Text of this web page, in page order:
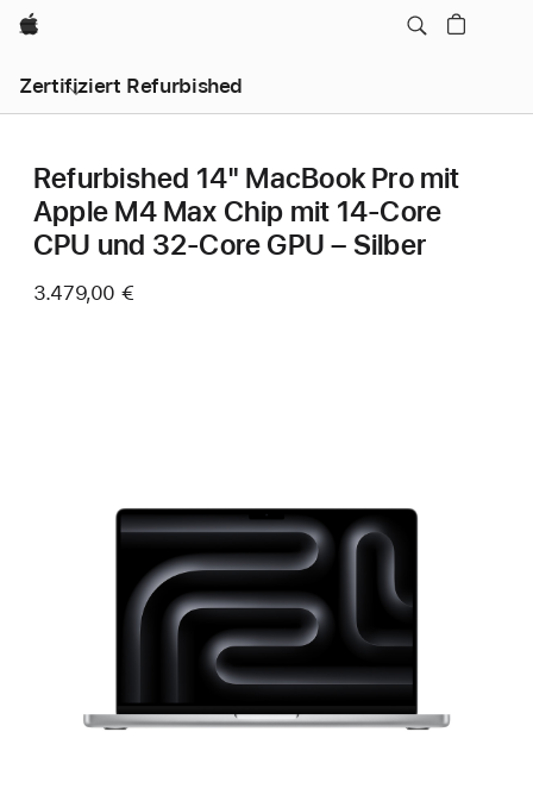
Apple
Zertifiziert Refurbished
Refurbished 14" MacBook Pro mit
Apple M4 Max Chip mit 14‑Core
CPU und 32‑Core GPU – Silber
3.479,00 €